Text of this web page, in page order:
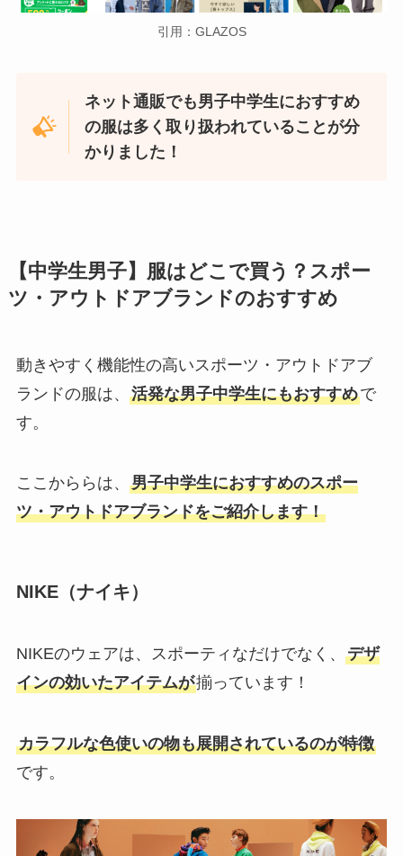
引用：GLAZOS
ネット通販でも男子中学生におすすめ
の服は多く取り扱われていることが分
かりました！
【中学生男子】服はどこで買う？スポー
ツ・アウトドアブランドのおすすめ
動きやすく機能性の高いスポーツ・アウトドアブ
ランドの服は、 活発な男子中学生にもおすすめで
す。
ここかららは、 男子中学生におすすめのスポー
ツ・アウトドアブランドをご紹介します！
NIKE（ナイキ）
NIKEのウェアは、スポーティなだけでなく、 デザ
インの効いたアイテムが揃っています！
カラフルな色使いの物も展開されているのが特徴
です。